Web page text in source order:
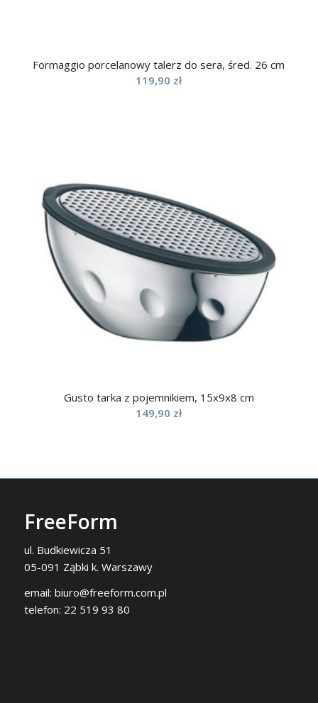
Formaggio porcelanowy talerz do sera, śred. 26 cm
119,90 zł
Gusto tarka z pojemnikiem, 15x9x8 cm
149,90 zł
FreeForm
ul. Budkiewicza 51
05-091 Ząbki k. Warszawy
email: biuro@freeform.com.pl
telefon: 22 519 93 80